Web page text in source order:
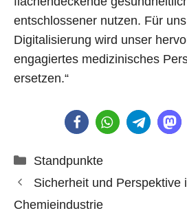
entschlossener nutzen. Für
Digitalisierung wird unser
engagiertes medizinisches
ersetzen.“
Kategorien
Standpunkte
Sicherheit und Perspektive
Chemieindustrie